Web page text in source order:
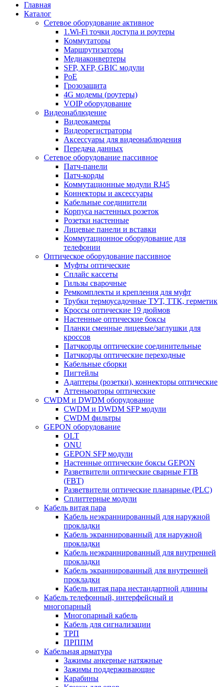
Главная
Каталог
Сетевое оборудование активное
1.Wi-Fi точки доступа и роутеры
Коммутаторы
Маршрутизаторы
Медиаконвертеры
SFP, XFP, GBIC модули
PoE
Грозозащита
4G модемы (роутеры)
VOIP оборудование
Видеонаблюдение
Видеокамеры
Видеорегистраторы
Аксессуары для видеонаблюдения
Передача данных
Сетевое оборудование пассивное
Патч-панели
Патч-корды
Коммутационные модули RJ45
Коннекторы и аксессуары
Кабельные соединители
Корпуса настенных розеток
Розетки настенные
Лицевые панели и вставки
Коммутационное оборудование для
телефонии
Оптическое оборудование пассивное
Муфты оптические
Сплайс кассеты
Гильзы сварочные
Ремкомплекты и крепления для муфт
Трубки термоусадочные ТУТ, ТТК, герметик
Кроссы оптические 19 дюймов
Настенные оптические боксы
Планки сменные лицевые/заглушки для
кроссов
Патчкорды оптические соединительные
Патчкорды оптические переходные
Кабельные сборки
Пигтейлы
Адаптеры (розетки), коннекторы оптические
Аттеньюаторы оптические
CWDM и DWDM оборудование
CWDM и DWDM SFP модули
CWDM фильтры
GEPON оборудование
OLT
ONU
GEPON SFP модули
Настенные оптические боксы GEPON
Разветвители оптические сварные FTB
(FBT)
Разветвители оптические планарные (PLC)
Сплиттерные модули
Кабель витая пара
Кабель неэкраннированный для наружной
прокладки
Кабель экраннированный для наружной
прокладки
Кабель неэкраннированный для внутренней
прокладки
Кабель экраннированный для внутренней
прокладки
Кабель витая пара нестандартной длинны
Кабель телефонный, интерфейсный и
многопарный
Многопарный кабель
Кабель для сигнализации
ТРП
ПРППМ
Кабельная арматура
Зажимы анкерные натяжные
Зажимы поддерживающие
Карабины